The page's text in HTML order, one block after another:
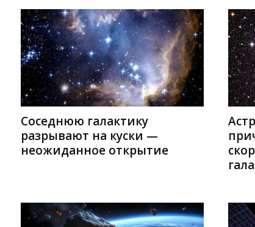
Соседнюю галактику
разрывают на куски —
неожиданное открытие